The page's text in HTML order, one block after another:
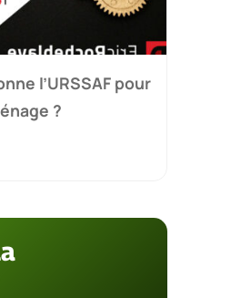
l’URSSAF pour
?